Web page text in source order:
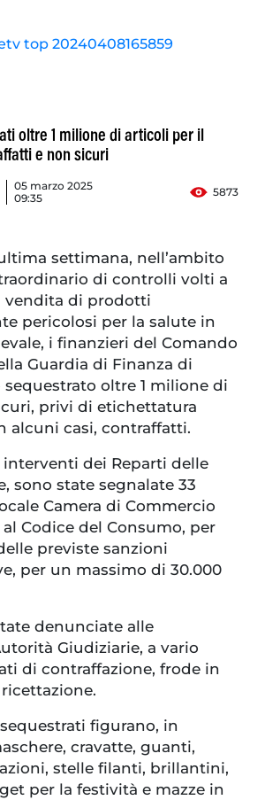
oltre 1 milione di articoli per il
e non sicuri
05 marzo 2025
09:35
5873
settimana, nell’ambito
di controlli volti a
vendita di prodotti
pericolosi per la salute in
i finanzieri del Comando
Guardia di Finanza di
oltre 1 milione di
privi di etichettatura
alcuni casi, contraffatti.
interventi dei Reparti delle
sono state segnalate 33
Camera di Commercio
Codice del Consumo, per
previste sanzioni
per un massimo di 30.000
denunciate alle
Giudiziarie, a vario
di contraffazione, frode in
figurano, in
cravatte, guanti,
stelle filanti, brillantini,
per la festività e mazze in